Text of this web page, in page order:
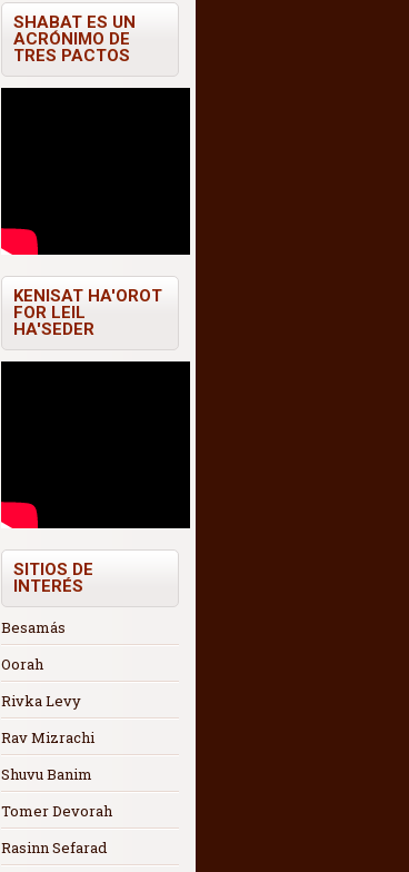
SHABAT ES UN
ACRÓNIMO DE
TRES PACTOS
KENISAT HA'OROT
FOR LEIL
HA'SEDER
SITIOS DE
INTERÉS
Besamás
Oorah
Rivka Levy
Rav Mizrachi
Shuvu Banim
Tomer Devorah
Rasinn Sefarad